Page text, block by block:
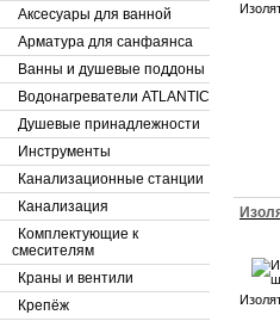
Аксесуары для ванной
Арматура для санфаянса
Ванны и душевые поддоны
Водонагреватели ATLANTIC
Душевые принадлежности
Инструменты
Канализационные станции
Канализация
Комплектующие к
смесителям
Краны и вентили
Крепёж